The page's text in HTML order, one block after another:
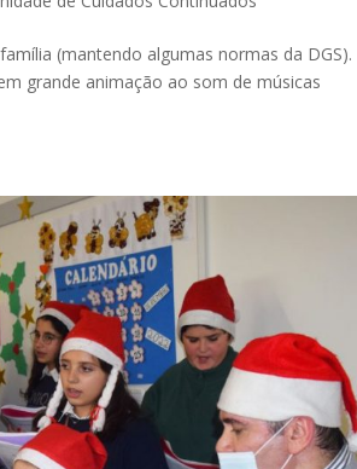
(mantendo algumas normas da DGS).
grande animação ao som de músicas